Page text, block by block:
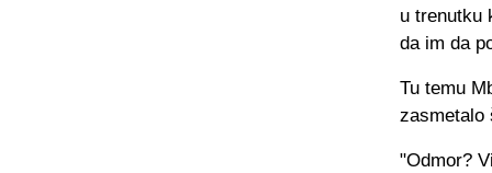
u trenutku
da im da
Tu temu
zasmetalo
"Odmor?